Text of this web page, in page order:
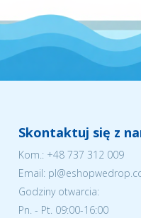
Skontaktuj się z
Kom.: +48 737 312 009
Email:
Godziny otwarcia:
Pn. - Pt. 09:00-16:00